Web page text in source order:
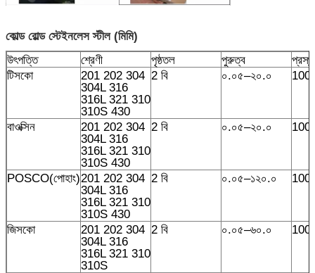
কোল্ড রোল্ড স্টেইনলেস স্টীল (মিমি)
উৎপত্তি
শ্রেণী পৃষ্ঠতল পুরুত্ব
প্রস্থ
টিসকো
201 202 304
304L 316
316L 321 310
310S 430
2 বি ০.০৫–২০.০
বাওক্সিন
201 202 304
304L 316
316L 321 310
310S 430
2 বি ০.০৫–২০.০
POSCO(পোহাং)201 202 304
304L 316
316L 321 310
310S 430
2 বি ০.০৫–১২০.০
জিসকো
201 202 304
304L 316
316L 321 310
310S
2 বি ০.০৫–৬০.০